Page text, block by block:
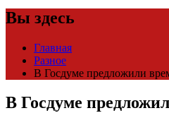
Вы здесь
Главная
Разное
В Госдуме предложили
В Госдуме